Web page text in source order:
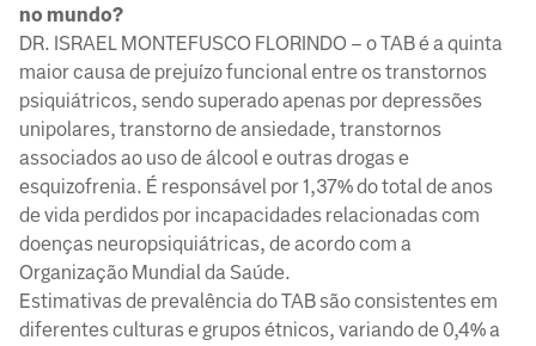
no mundo?
DR. ISRAEL MONTEFUSCO FLORINDO – o TAB é a quinta
maior causa de prejuízo funcional entre os transtornos
psiquiátricos, sendo superado apenas por depressões
unipolares, transtorno de ansiedade, transtornos
associados ao uso de álcool e outras drogas e
esquizofrenia. É responsável por 1,37% do total de anos
de vida perdidos por incapacidades relacionadas com
doenças neuropsiquiátricas, de acordo com a
Organização Mundial da Saúde.
Estimativas de prevalência do TAB são consistentes em
diferentes culturas e grupos étnicos, variando de 0,4% a